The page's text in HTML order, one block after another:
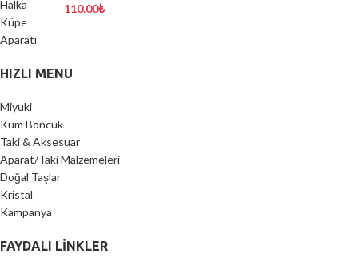
110.00₺
HIZLI MENU
Miyuki
Kum Boncuk
Taki & Aksesuar
Aparat/Taki Malzemeleri
Doğal Taşlar
Kristal
Kampanya
FAYDALI LİNKLER